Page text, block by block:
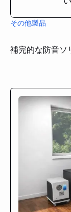
その他製品
補完的な防音ソ